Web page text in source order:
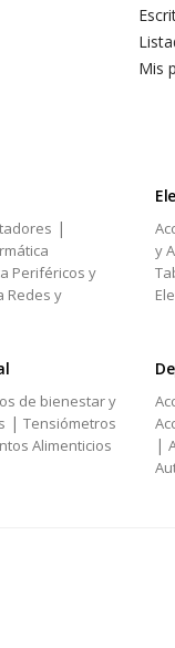
Mis
|
Periféricos y
Redes y
y
de bienestar y
| Tensiómetros
Alimenticios |